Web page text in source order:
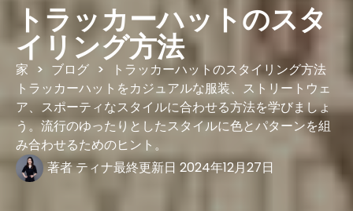
トラッカーハットのスタ
イリング方法
家 > ブログ >
トラッカーハットのスタイリング方法
トラッカーハットをカジュアルな服装、ストリートウェ
ア、スポーティなスタイルに合わせる方法を学びましょ
う。流行のゆったりとしたスタイルに色とパターンを組
み合わせるためのヒント。
著者ティナ最終更新日 2024年12月27日